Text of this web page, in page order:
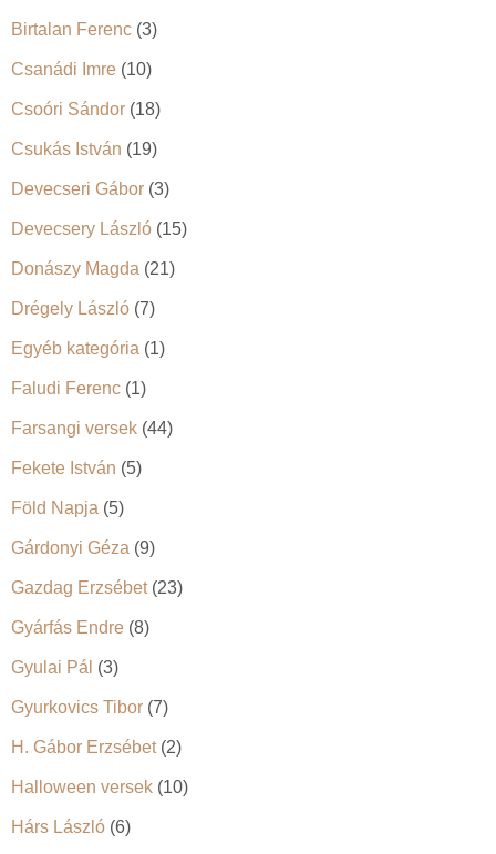
Birtalan Ferenc (3)
Csanádi Imre (10)
Csoóri Sándor (18)
Csukás István (19)
Devecseri Gábor (3)
Devecsery László (15)
Donászy Magda (21)
Drégely László (7)
Egyéb kategória (1)
Faludi Ferenc (1)
Farsangi versek (44)
Fekete István (5)
Föld Napja (5)
Gárdonyi Géza (9)
Gazdag Erzsébet(23)
Gyárfás Endre (8)
Gyulai Pál (3)
Gyurkovics Tibor (7)
H. Gábor Erzsébet(2)
Halloween versek (10)
Hárs László (6)